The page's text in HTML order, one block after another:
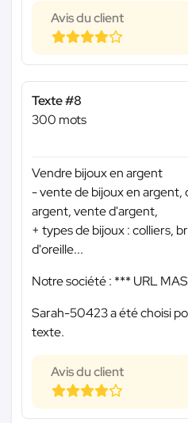
Avis du client
Texte #8
300 mots
Vendre bijoux en argent
- vente de bijoux en argent,
argent, vente d'argent,
+ types de bijoux : colliers,
d'oreille...
Notre société : *** URL
Sarah-50423 a été choisi
texte.
Avis du client